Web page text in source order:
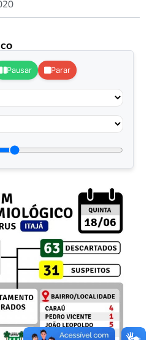
Pausar Parar